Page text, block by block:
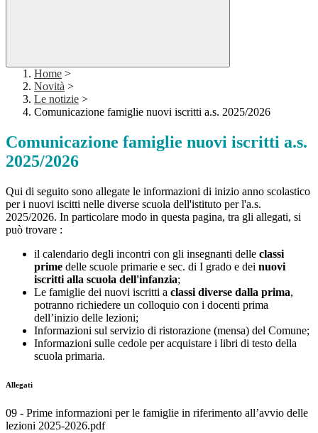
Home >
Novità >
Le notizie >
Comunicazione famiglie nuovi iscritti a.s. 2025/2026
Comunicazione famiglie nuovi iscritti a.s.
2025/2026
Qui di seguito sono allegate le informazioni di inizio anno scolastico
per i nuovi iscitti nelle diverse scuola dell'istituto per l'a.s.
2025/2026. In particolare modo in questa pagina, tra gli allegati, si
può trovare :
il calendario degli incontri con gli insegnanti delle classi
prime delle scuole primarie e sec. di I grado e dei nuovi
iscritti alla scuola dell'infanzia;
Le famiglie dei nuovi iscritti a classi diverse dalla prima,
potranno richiedere un colloquio con i docenti prima
dell’inizio delle lezioni;
Informazioni sul servizio di ristorazione (mensa) del Comune;
Informazioni sulle cedole per acquistare i libri di testo della
scuola primaria.
Allegati
09 - Prime informazioni per le famiglie in riferimento all’avvio delle
lezioni 2025-2026.pdf